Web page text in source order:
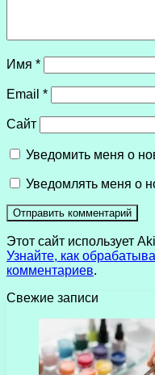
Имя *
Email *
Сайт
Уведомить меня о
Уведомлять меня о
Этот сайт использует
Узнайте, как
комментариев.
Свежие записи